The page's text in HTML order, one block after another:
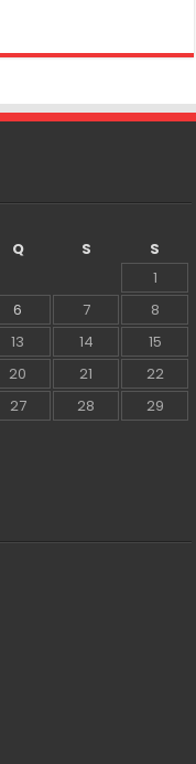
Q S
S
1
6 7
8
13 14
15
20 21
22
27 28
29